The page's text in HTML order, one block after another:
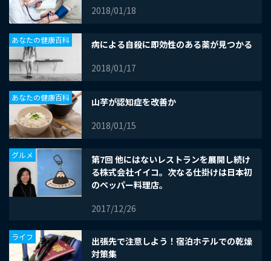
2018/01/18
病による自殺に即効性のある薬が見つかる
2018/01/17
あなたの健康百科
山芋が認知症を改善か
2018/01/15
あなたの健康百科
第7回 他にはないレストランを展開し続け
る株式会社イイコ。次なる仕掛けは日本初
のペッパー料理店。
2017/12/26
グルメ
出張先で注意しよう！宿泊ホテルでの乾燥
対策集
ライフ